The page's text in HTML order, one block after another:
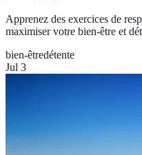
Apprenez des exercices de
maximiser votre bien-être et
bien-êtredétente
Jul 3